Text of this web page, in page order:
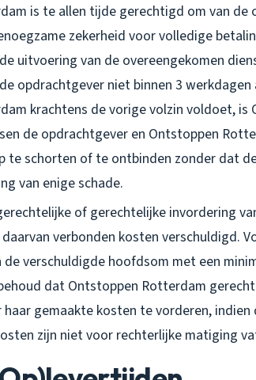
is te allen tijde gerechtigd om van de
zekerheid voor volledige
uitvoering van de overeengekomen
opdrachtgever niet binnen 3 werkdagen
krachtens de vorige volzin voldoet, is
de opdrachtgever en Ontstoppen
te schorten of te ontbinden zonder dat
van enige schade.
of gerechtelijke invordering
verbonden kosten verschuldigd.
verschuldigde hoofdsom met een
dat Ontstoppen Rotterdam
gemaakte kosten te vorderen, indien
zijn niet voor rechterlijke matiging